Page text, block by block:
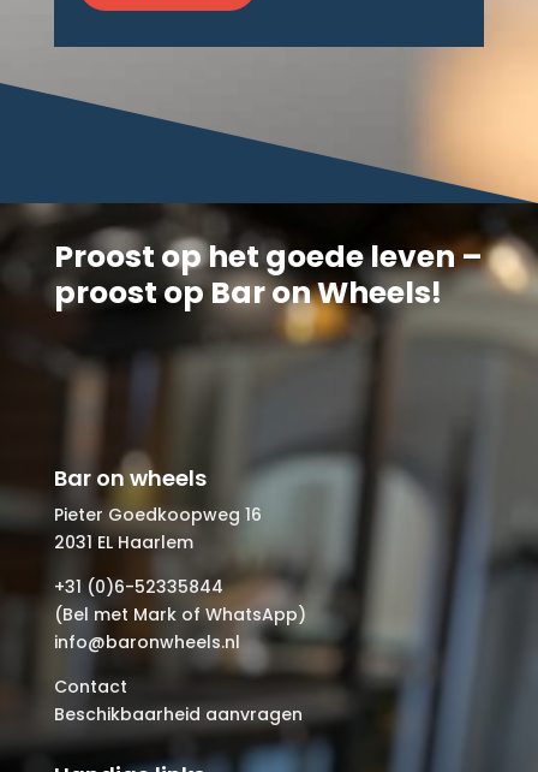
Proost op het goede leven –
proost op Bar on Wheels!
Bar on wheels
Pieter Goedkoopweg 16
2031 EL Haarlem
+31 (0)6-52335844
(Bel met Mark of WhatsApp)
info@baronwheels.nl
Contact
Beschikbaarheid aanvragen